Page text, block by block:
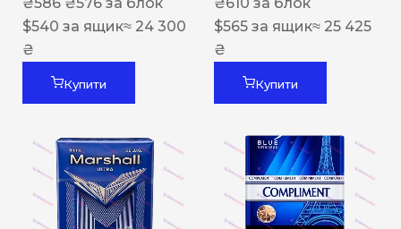
₴586 ₴576 за блок
$540 за ящик≈ 24 300
₴
Купити
₴610 за блок
$565 за ящик≈ 25 425
₴
Купити